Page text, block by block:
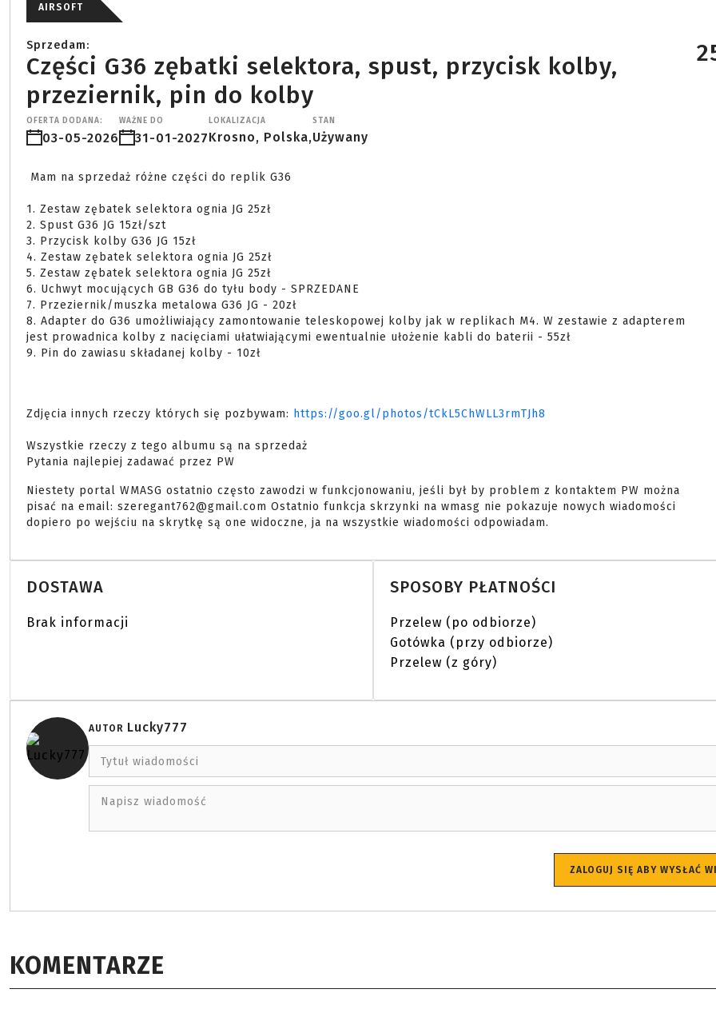
AIRSOFT
Sprzedam:
Części G36 zębatki selektora, spust, przycisk kolby,
przeziernik, pin do kolby
OFERTA DODANA:
03-05-2026
WAŻNE DO
31-01-2027
LOKALIZACJA
Krosno, Polska,
STAN
Używany
1. Zestaw zębatek selektora ognia JG 25zł
2. Spust G36 JG 15zł/szt
3. Przycisk kolby G36 JG 15zł
4. Zestaw zębatek selektora ognia JG 25zł
5. Zestaw zębatek selektora ognia JG 25zł
6. Uchwyt mocujących GB G36 do tyłu body - SPRZEDANE
7. Przeziernik/muszka metalowa G36 JG - 20zł
8. Adapter do G36 umożliwiający zamontowanie teleskopowej kolby jak w replikach M4. W zestawie z adapterem
jest prowadnica kolby z nacięciami ułatwiającymi ewentualnie ułożenie kabli do baterii - 55zł
9. Pin do zawiasu składanej kolby - 10zł
Zdjęcia innych rzeczy których się pozbywam: https://goo.gl/photos/tCkL5ChWLL3rmTJh8
Wszystkie rzeczy z tego albumu są na sprzedaż
Pytania najlepiej zadawać przez PW
Niestety portal WMASG ostatnio często zawodzi w funkcjonowaniu, jeśli był by problem z kontaktem PW można
pisać na email: szeregant762@gmail.com Ostatnio funkcja skrzynki na wmasg nie pokazuje nowych wiadomości
dopiero po wejściu na skrytkę są one widoczne, ja na wszystkie wiadomości odpowiadam.
DOSTAWA
Brak informacji
SPOSOBY PŁATNOŚCI
Przelew (po odbiorze)
Gotówka (przy odbiorze)
Przelew (z góry)
AUTOR Lucky777
Tytuł wiadomości
Napisz wiadomość
ZALOGUJ SIĘ ABY WYSŁAĆ
KOMENTARZE